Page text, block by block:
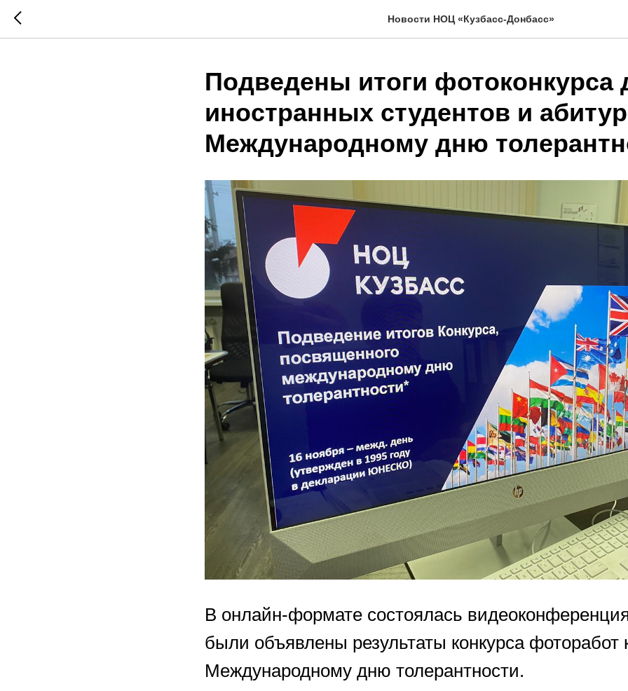
Новости НОЦ «Кузбасс-Донбасс»
Подведены итоги фотоконкурса
иностранных студентов и
Международному дню
В онлайн-формате состоялась
были объявлены результаты конкурса фоторабот
Международному дню толерантности.